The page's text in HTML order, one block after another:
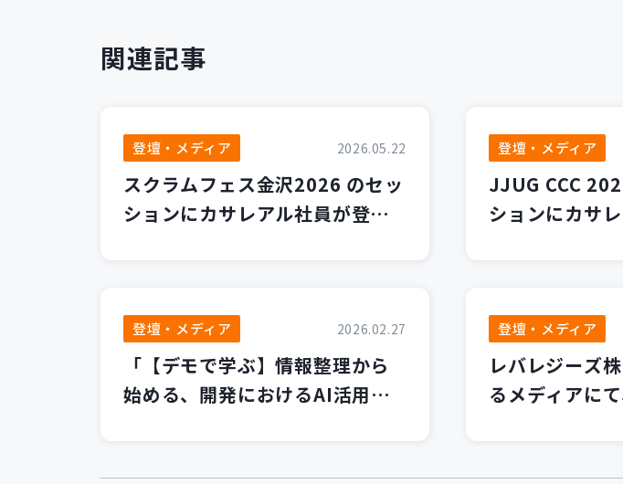
関連記事
登壇・メディア 2026.05.22
スクラムフェス金沢2026 のセッ
ションにカサレアル社員が登壇
登壇・メディア
JJUG CCC
ションにカサ
登壇・メディア 2026.02.27
「【デモで学ぶ】情報整理から
始める、開発におけるAI活用の
登壇・メディア
レバレジーズ
るメディアに